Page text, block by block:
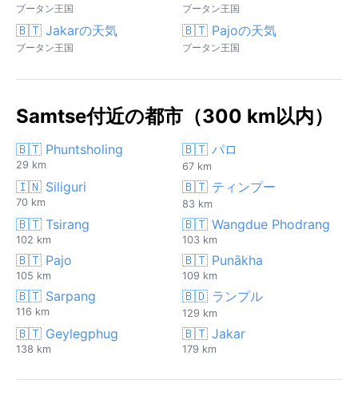
ブータン王国 ブータン王国
🇧🇹 Jakarの天気
ブータン王国
🇧🇹 Pajoの天気
ブータン王国
Samtse付近の都市（300 km以内）
🇧🇹 Phuntsholing
29 km
🇧🇹 パロ
67 km
🇮🇳 Siliguri
70 km
🇧🇹 ティンプー
83 km
🇧🇹 Tsirang
102 km
🇧🇹 Wangdue Phodrang
103 km
🇧🇹 Pajo
105 km
🇧🇹 Punākha
109 km
🇧🇹 Sarpang
116 km
🇧🇩 ランプル
129 km
🇧🇹 Geylegphug
138 km
🇧🇹 Jakar
179 km